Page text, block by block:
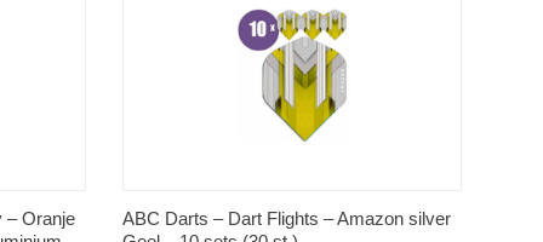
– Oranje
ABC Darts – Dart Flights – Amazon silver